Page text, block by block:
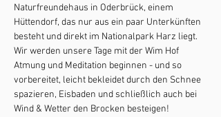
Naturfreundehaus in Oderbrück, einem
Hüttendorf, das nur aus ein paar Unterkünften
besteht und direkt im Nationalpark Harz liegt.
Wir werden unsere Tage mit der Wim Hof
Atmung und Meditation beginnen - und so
vorbereitet, leicht bekleidet durch den Schnee
spazieren, Eisbaden und schließlich auch bei
Wind & Wetter den Brocken besteigen!